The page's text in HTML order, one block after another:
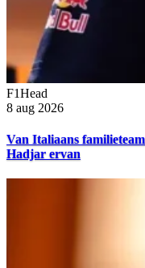
F1Head
8 aug 2026
Van Italiaans
Hadjar ervan